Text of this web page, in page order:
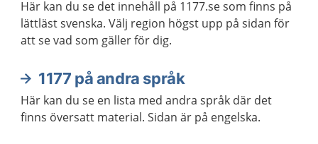
Här kan du se det innehåll på 1177.se som finns på
lättläst svenska. Välj region högst upp på sidan för
att se vad som gäller för dig.
1177 på andra språk
Här kan du se en lista med andra språk där det
finns översatt material. Sidan är på engelska.